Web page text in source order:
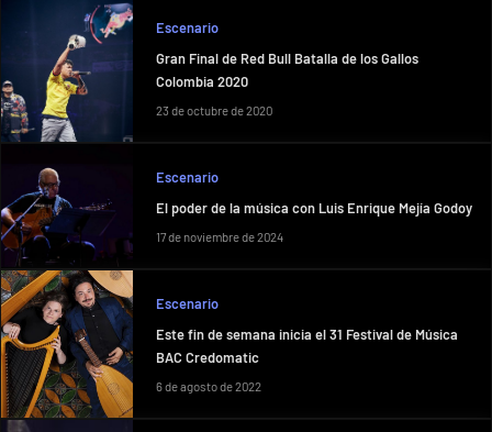
Escenario
Gran Final de Red Bull Batalla de los Gallos
Colombia 2020
23 de octubre de 2020
Escenario
El poder de la música con Luis Enrique Mejía Godoy
17 de noviembre de 2024
Escenario
Este fin de semana inicia el 31 Festival de Música
BAC Credomatic
6 de agosto de 2022